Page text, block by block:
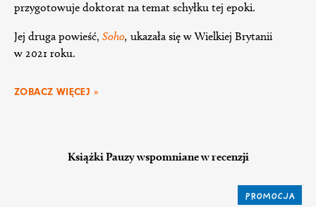
przygotowuje doktorat na temat schyłku tej epoki.
Jej druga powieść, Soho, ukazała się w Wielkiej Brytanii
w 2021 roku.
ZOBACZ WIĘCEJ »
Książki Pauzy wspomniane w recenzji
PROMOCJA